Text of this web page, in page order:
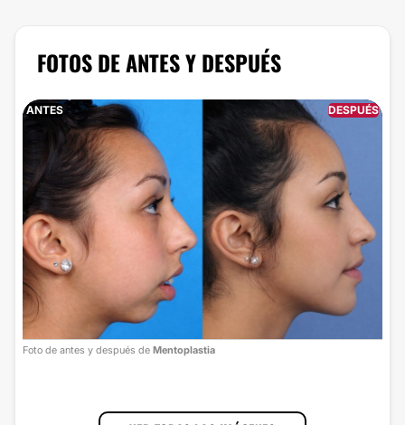
FOTOS DE ANTES Y DESPUÉS
ANTES DESPUÉS
Foto de antes y después de Mentoplastia